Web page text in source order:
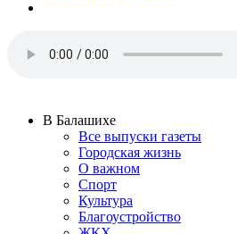
В Балашихе
Все выпуски газеты
Городская жизнь
О важном
Спорт
Культура
Благоустройство